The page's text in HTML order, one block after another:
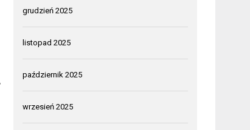
grudzień 2025
listopad 2025
październik 2025
wrzesień 2025